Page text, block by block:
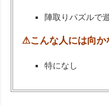
陣取りパズルで
⚠こんな人には向か
特になし